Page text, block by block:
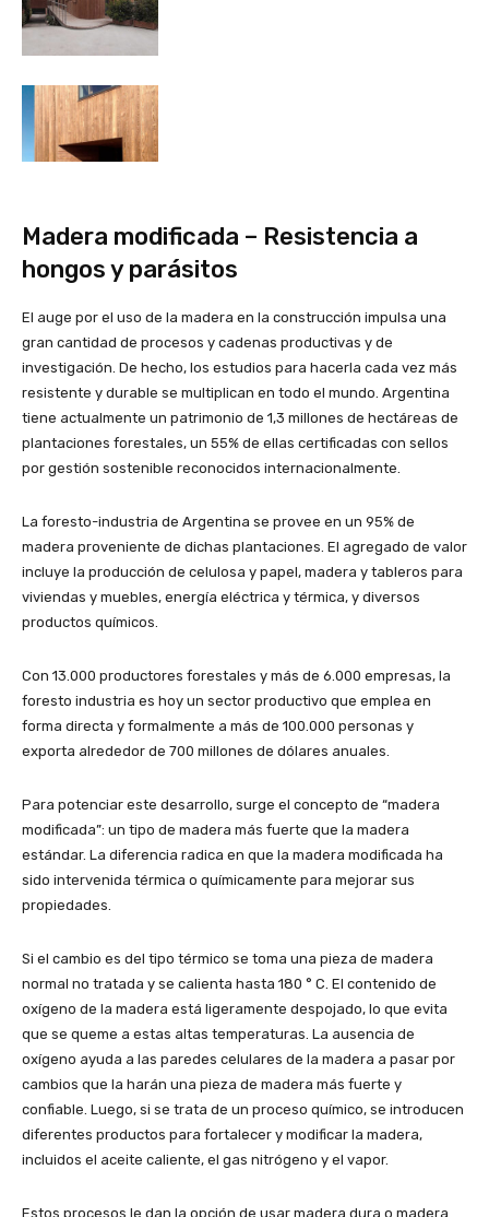
Madera modificada – Resistencia a
hongos y parásitos
El auge por el uso de la madera en la construcción impulsa una
gran cantidad de procesos y cadenas productivas y de
investigación. De hecho, los estudios para hacerla cada vez más
resistente y durable se multiplican en todo el mundo. Argentina
tiene actualmente un patrimonio de 1,3 millones de hectáreas de
plantaciones forestales, un 55% de ellas certificadas con sellos
por gestión sostenible reconocidos internacionalmente.
La foresto-industria de Argentina se provee en un 95% de
madera proveniente de dichas plantaciones. El agregado de valor
incluye la producción de celulosa y papel, madera y tableros para
viviendas y muebles, energía eléctrica y térmica, y diversos
productos químicos.
Con 13.000 productores forestales y más de 6.000 empresas, la
foresto industria es hoy un sector productivo que emplea en
forma directa y formalmente a más de 100.000 personas y
exporta alrededor de 700 millones de dólares anuales.
Para potenciar este desarrollo, surge el concepto de “madera
modificada”: un tipo de madera más fuerte que la madera
estándar. La diferencia radica en que la madera modificada ha
sido intervenida térmica o químicamente para mejorar sus
propiedades.
Si el cambio es del tipo térmico se toma una pieza de madera
normal no tratada y se calienta hasta 180 ° C. El contenido de
oxígeno de la madera está ligeramente despojado, lo que evita
que se queme a estas altas temperaturas. La ausencia de
oxígeno ayuda a las paredes celulares de la madera a pasar por
cambios que la harán una pieza de madera más fuerte y
confiable. Luego, si se trata de un proceso químico, se introducen
diferentes productos para fortalecer y modificar la madera,
incluidos el aceite caliente, el gas nitrógeno y el vapor.
Estos procesos le dan la opción de usar madera dura o madera